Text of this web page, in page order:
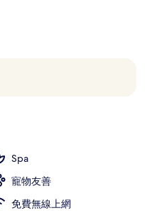
Spa
寵物友善
免費無線上網